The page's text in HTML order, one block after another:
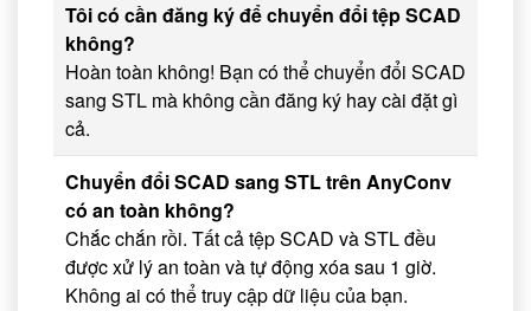
Tôi có cần đăng ký để chuyển đổi tệp SCAD
không?
Hoàn toàn không! Bạn có thể chuyển đổi SCAD
sang STL mà không cần đăng ký hay cài đặt gì
cả.
Chuyển đổi SCAD sang STL trên AnyConv
có an toàn không?
Chắc chắn rồi. Tất cả tệp SCAD và STL đều
được xử lý an toàn và tự động xóa sau 1 giờ.
Không ai có thể truy cập dữ liệu của bạn.